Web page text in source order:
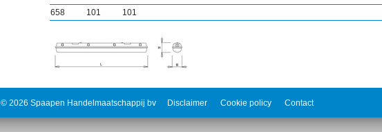
658
101 101
© 2026 Spaapen Handelmaatschappij bv Disclaimer Cookie policy Contact